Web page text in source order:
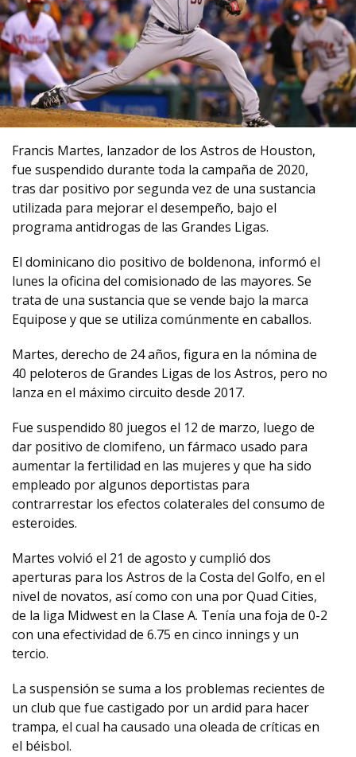
Francis Martes, lanzador de los Astros de Houston,
fue suspendido durante toda la campaña de 2020,
tras dar positivo por segunda vez de una sustancia
utilizada para mejorar el desempeño, bajo el
programa antidrogas de las Grandes Ligas.
El dominicano dio positivo de boldenona, informó el
lunes la oficina del comisionado de las mayores. Se
trata de una sustancia que se vende bajo la marca
Equipose y que se utiliza comúnmente en caballos.
Martes, derecho de 24 años, figura en la nómina de
40 peloteros de Grandes Ligas de los Astros, pero no
lanza en el máximo circuito desde 2017.
Fue suspendido 80 juegos el 12 de marzo, luego de
dar positivo de clomifeno, un fármaco usado para
aumentar la fertilidad en las mujeres y que ha sido
empleado por algunos deportistas para
contrarrestar los efectos colaterales del consumo de
esteroides.
Martes volvió el 21 de agosto y cumplió dos
aperturas para los Astros de la Costa del Golfo, en el
nivel de novatos, así como con una por Quad Cities,
de la liga Midwest en la Clase A. Tenía una foja de 0-2
con una efectividad de 6.75 en cinco innings y un
tercio.
La suspensión se suma a los problemas recientes de
un club que fue castigado por un ardid para hacer
trampa, el cual ha causado una oleada de críticas en
el béisbol.